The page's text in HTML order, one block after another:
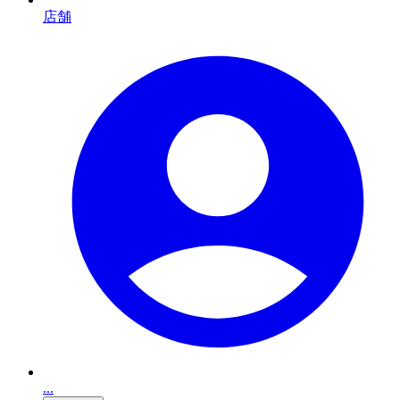
店舗
...